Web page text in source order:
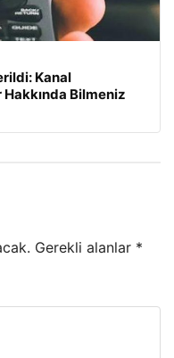
Kanal
Bilmeniz
Gerekli alanlar *